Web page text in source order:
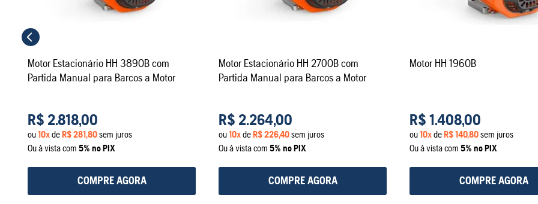
Motor Estacionário HH 389OB com
Partida Manual para Barcos a Motor
R$ 2.818,00
ou10xdeR$281,80sem juros
Ou à vista com 5% no PIX
COMPRE AGORA
Motor Estacionário HH 270OB com
Partida Manual para Barcos a Motor
R$ 2.264,00
ou10xdeR$226,40sem juros
Ou à vista com 5% no PIX
COMPRE AGORA
Motor HH 196OB
R$ 1.408,00
ou10xdeR$140,80sem juros
Ou à vista com 5% no PIX
COMPRE AGORA